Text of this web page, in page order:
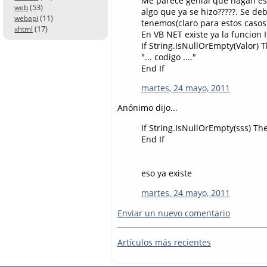
web (53)
webapi (11)
xhtml (17)
algo que ya se hizo?????. Se
tenemos(claro para estos
En VB NET existe ya la
If String.IsNullOrEmpty(Valor)
"... codigo ...."
End If
martes, 24 mayo, 2011
Anónimo dijo...
If String.IsNullOrEmpty(sss)
End If
eso ya existe
martes, 24 mayo, 2011
Enviar un nuevo comentario
Artículos más recientes